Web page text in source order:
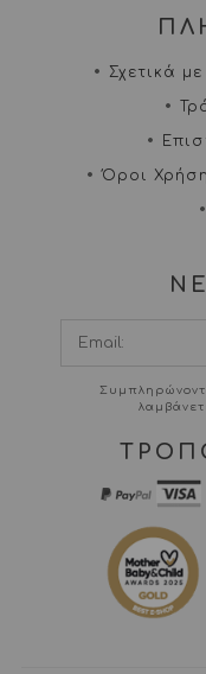
Σχετικά
Όροι